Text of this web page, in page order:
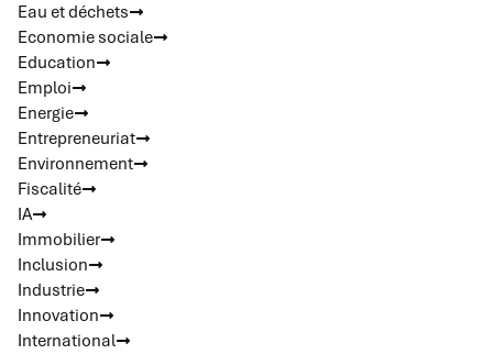
Eau et déchets
Economie sociale
Education
Emploi
Energie
Entrepreneuriat
Environnement
Fiscalité
IA
Immobilier
Inclusion
Industrie
Innovation
International